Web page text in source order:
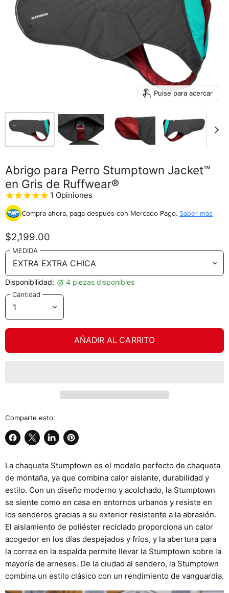
Pulse para acercar
Abrigo para Perro Stumptown Jacket™
en Gris de Ruffwear®
1 Opiniones
Compra ahora, paga después con Mercado Pago. Saber más
$2,199.00
MEDIDA
Disponibilidad: 4 piezas disponibles
Cantidad
AÑADIR AL CARRITO
Comparte esto:
Compartir
Facebook
Compartir
X
Compartir
LinkedIn
Guardar
Pinterest
La chaqueta Stumptown es el modelo perfecto de chaqueta
de montaña, ya que combina calor aislante, durabilidad y
estilo. Con un diseño moderno y acolchado, la Stumptown
se siente como en casa en entornos urbanos y resiste en
los senderos gracias a su exterior resistente a la abrasión.
El aislamiento de poliéster reciclado proporciona un calor
acogedor en los días despejados y fríos, y la abertura para
la correa en la espalda permite llevar la Stumptown sobre la
mayoría de arneses. De la ciudad al sendero, la Stumptown
combina un estilo clásico con un rendimiento de vanguardia.